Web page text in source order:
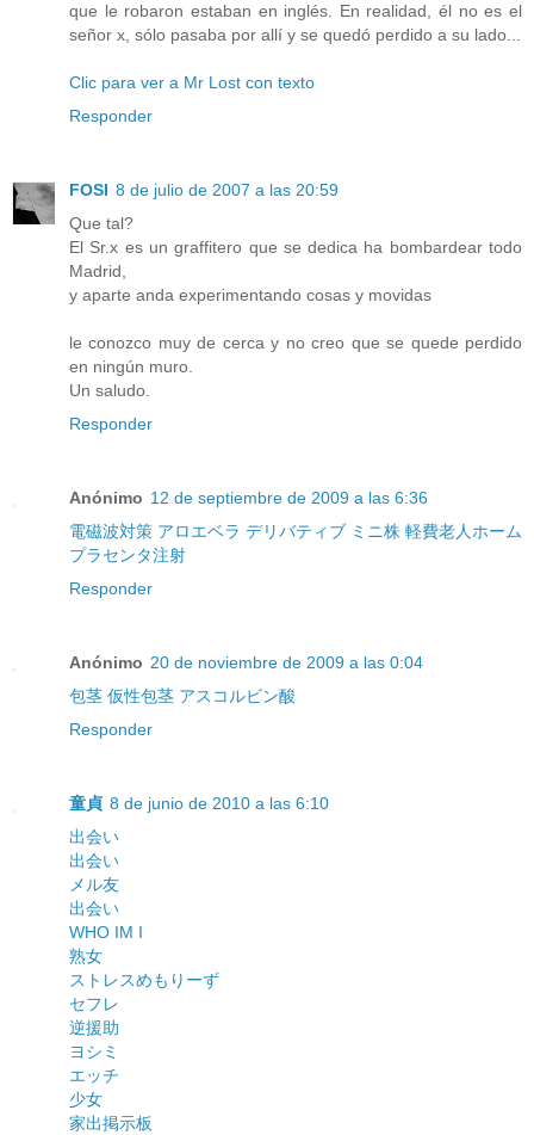
que le robaron estaban en inglés. En realidad, él no es el
señor x, sólo pasaba por allí y se quedó perdido a su lado...
Clic para ver a Mr Lost con texto
Responder
FOSI 8 de julio de 2007 a las 20:59
Que tal?
El Sr.x es un graffitero que se dedica ha bombardear todo
Madrid,
y aparte anda experimentando cosas y movidas
le conozco muy de cerca y no creo que se quede perdido
en ningún muro.
Un saludo.
Responder
Anónimo 12 de septiembre de 2009 a las 6:36
電磁波対策 アロエベラ デリバティブ ミニ株 軽費老人ホーム
プラセンタ注射
Responder
Anónimo 20 de noviembre de 2009 a las 0:04
包茎 仮性包茎 アスコルビン酸
Responder
童貞 8 de junio de 2010 a las 6:10
出会い
出会い
メル友
出会い
WHO IM I
熟女
ストレスめもりーず
セフレ
逆援助
ヨシミ
エッチ
少女
家出掲示板